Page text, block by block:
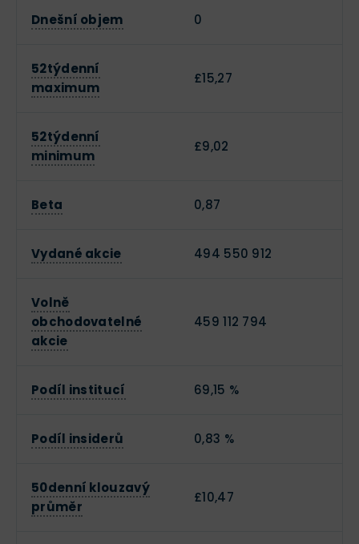
Dnešní objem 0
52týdenní
maximum
£15,27
52týdenní
minimum
£9,02
Beta 0,87
Vydané akcie 494 550 912
Volně
obchodovatelné
akcie
459 112 794
Podíl institucí 69,15 %
Podíl insiderů 0,83 %
50denní klouzavý
průměr
£10,47